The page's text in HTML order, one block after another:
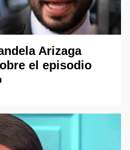
Arizaga
el episodio